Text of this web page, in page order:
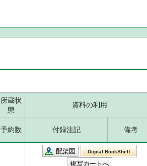
所蔵状
態
資料の利用
予約数 付録注記 備考
配架図 Digital BookShelf